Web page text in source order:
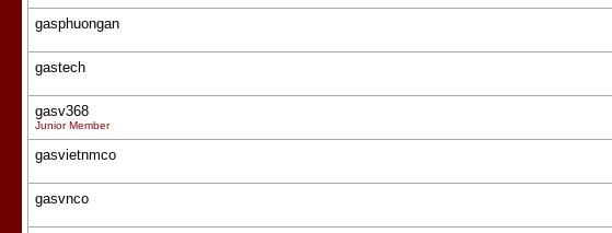
gasphuongan
gastech
gasv368
Junior Member
gasvietnmco
gasvnco